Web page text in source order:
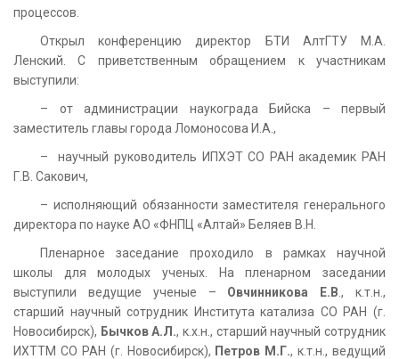
процессов.
Открыл конференцию директор БТИ АлтГТУ М.А.
Ленский. С приветственным обращением к участникам
выступили:
– от администрации наукограда Бийска – первый
заместитель главы города Ломоносова И.А.,
– научный руководитель ИПХЭТ СО РАН академик РАН
Г.В. Сакович,
– исполняющий обязанности заместителя генерального
директора по науке АО «ФНПЦ «Алтай» Беляев В.Н.
Пленарное заседание проходило в рамках научной
школы для молодых ученых. На пленарном заседании
выступили ведущие ученые – Овчинникова Е.В ., к.т.н.,
старший научный сотрудник Института катализа СО РАН (г.
Новосибирск), Бычков А.Л., к.х.н., старший научный сотрудник
ИХТТМ СО РАН (г. Новосибирск), Петров М.Г., к.т.н., ведущий